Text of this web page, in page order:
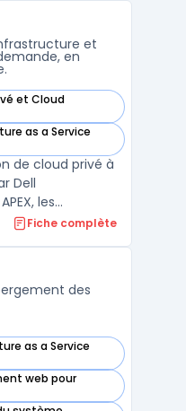
la maîtrise de
et
en
et Cloud
catégorie
as a Service
catégorie
de cloud privé à
Dell
les
d'une
de
ressources, les
Fiche complète
des
as a Service
catégorie
web pour
catégorie